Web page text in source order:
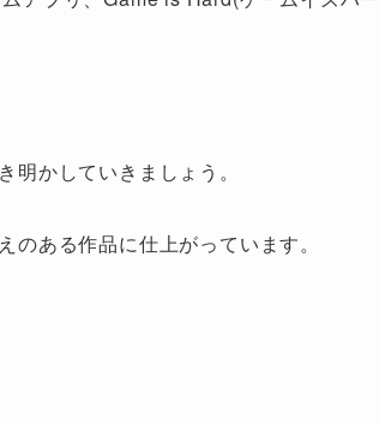
かしていきましょう。
ある作品に仕上がっています。